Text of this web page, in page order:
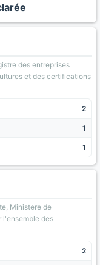
des entreprises
et des certifications
2
1
1
Ministere de
l'ensemble des
2